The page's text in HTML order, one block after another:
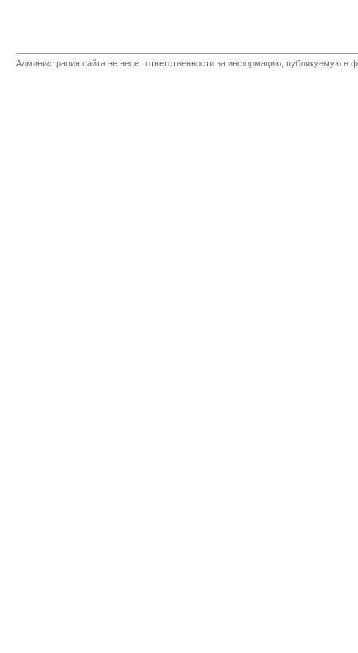
Администрация сайта не несет ответственности за информацию, публикуемую